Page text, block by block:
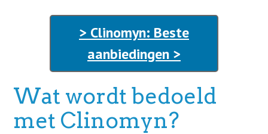
> Clinomyn: Beste
aanbiedingen >
Wat wordt bedoeld
met Clinomyn?